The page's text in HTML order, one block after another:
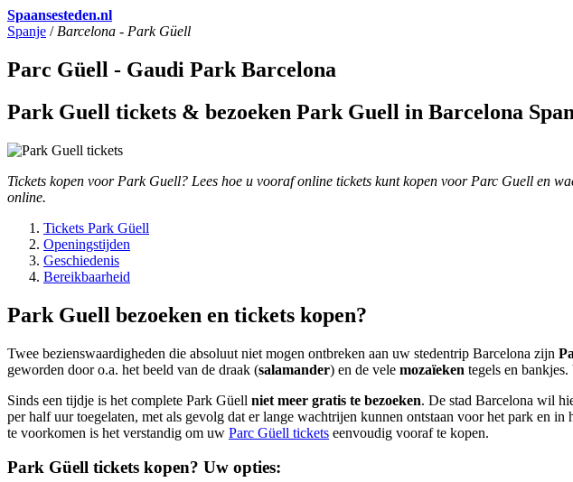
Spaansesteden.nl
Spanje / Barcelona - Park Güell
Parc Güell - Gaudi Park Barcelona
Park Guell tickets & bezoeken Park Guell in Barcelona
Tickets kopen voor Park Guell? Lees hoe u vooraf online tickets kunt kopen voor Parc Guell en
online.
Tickets Park Güell
Openingstijden
Geschiedenis
Bereikbaarheid
Park Guell bezoeken en tickets kopen?
Twee bezienswaardigheden die absoluut niet mogen ontbreken aan uw stedentrip Barcelona zijn
geworden door o.a. het beeld van de draak (salamander) en de vele mozaïeken tegels en
Sinds een tijdje is het complete Park Güell niet meer gratis te bezoeken. De stad Barcelona wil
per half uur toegelaten, met als gevolg dat er lange wachtrijen kunnen ontstaan voor het park en
te voorkomen is het verstandig om uw Parc Güell tickets eenvoudig vooraf te kopen.
Park Güell tickets kopen? Uw opties: